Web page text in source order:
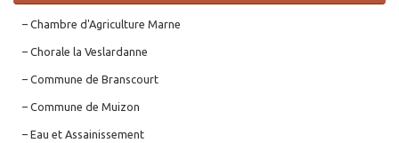
– Chambre d'Agriculture Marne
– Chorale la Veslardanne
– Commune de Branscourt
– Commune de Muizon
– Eau et Assainissement